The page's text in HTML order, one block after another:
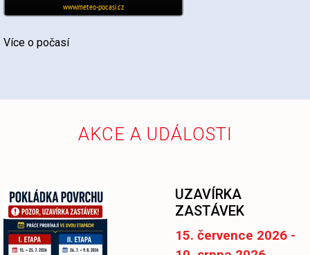
Více o počasí
AKCE A UDÁLOSTI
UZAVÍRKA
ZASTÁVEK
15. července 2026 -